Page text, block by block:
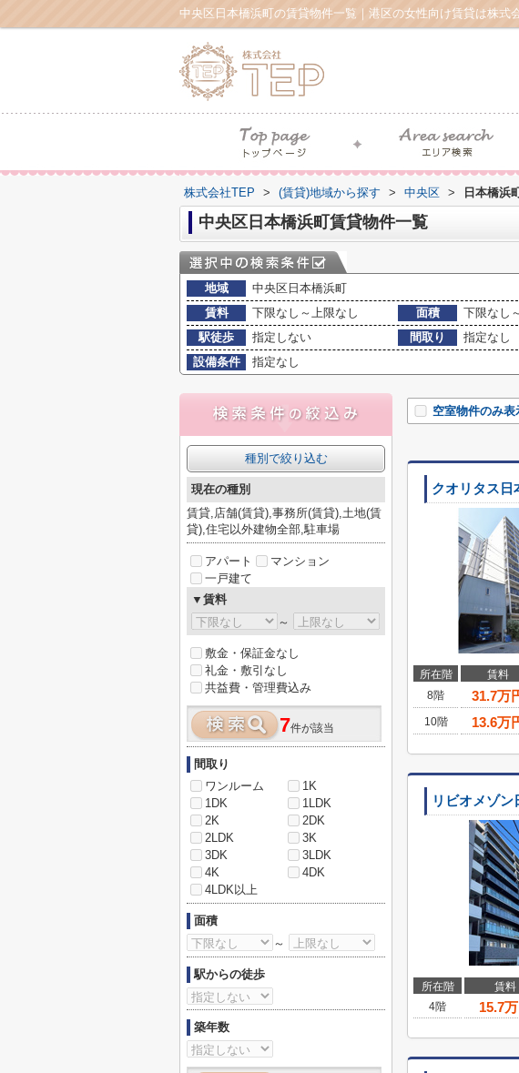
中央区日本橋浜町の賃貸物件一覧｜港区の女性向け賃貸は株式
株式会社TEP > (賃貸)地域から探す > 中央区 > 日本橋浜
中央区日本橋浜町賃貸物件一覧
地域
中央区日本橋浜町
賃料
下限なし～上限なし 面積 下限なし
駅徒歩
指定しない 間取り
指定なし
設備条件
指定なし
空室物件のみ表
クオリタス日
所在階 賃料
8階
31.7万
10階
13.6万
リビオメゾン
所在階 賃料
4階
15.7
種別で絞り込む
現在の種別
賃貸,店舗(賃貸),事務所(賃貸),土地(賃
貸),住宅以外建物全部,駐車場
アパート
マンション
一戸建て
▼賃料
～
敷金・保証金なし
礼金・敷引なし
共益費・管理費込み
7件が該当
間取り
ワンルーム
1K
1DK
1LDK
2K
2DK
2LDK
3K
3DK
3LDK
4K
4DK
4LDK以上
面積
～
駅からの徒歩
築年数